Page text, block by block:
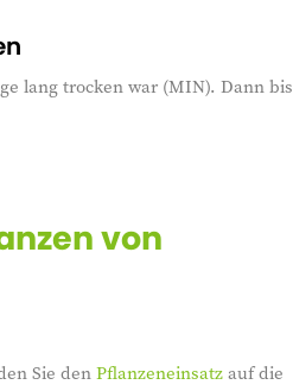
lang trocken war (MIN). Dann bis
von
Sie denPflanzeneinsatzauf die